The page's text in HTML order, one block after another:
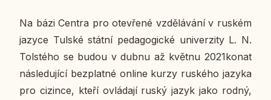
Na bázi Centra pro ote­vře­né vzdě­lá­vá­ní v ruském
jazyce Tulské státní pe­da­go­gic­ké uni­ver­zi­ty L. N.
Tolsté­ho se budou v dubnu až květnu 2021konat
ná­sle­du­jí­cí bez­plat­né online kurzy rus­ké­ho jazyka
pro ci­zin­ce, kteří ovlá­da­jí ruský jazyk jako rodný,